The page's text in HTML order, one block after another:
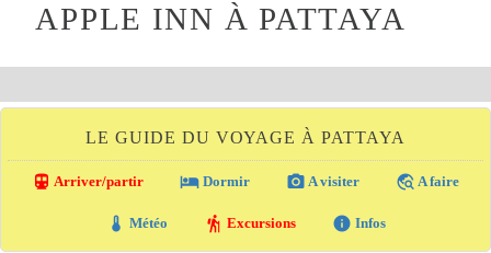
APPLE INN À PATTAYA
LE GUIDE DU VOYAGE À PATTAYA
directions_transit Arriver/partir local_hotel Dormir photo_camera A visiter travel_explore A faire
thermostat Météo hiking Excursions info Infos